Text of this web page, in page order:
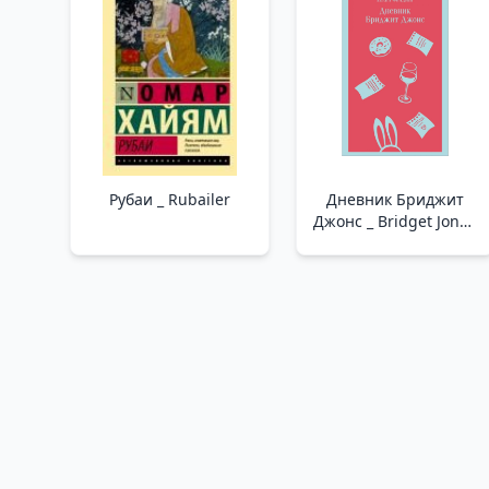
Рубаи _ Rubailer
Дневник Бриджит
Джонс _ Bridget Jones